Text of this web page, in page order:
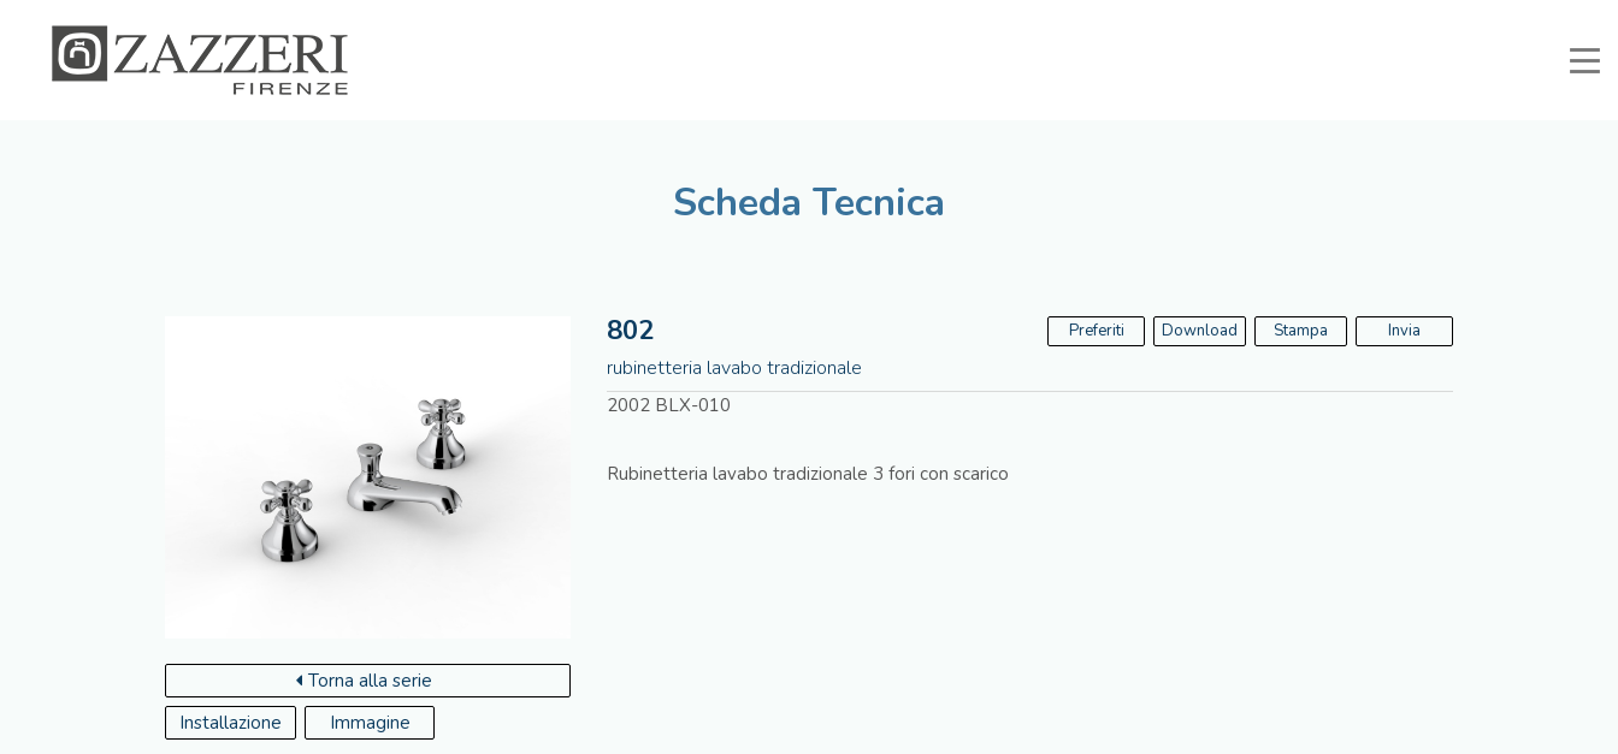
Scheda Tecnica
Torna alla serie
Installazione
Immagine
802 Preferiti Download Stampa Invia
rubinetteria lavabo tradizionale
2002 BLX-010
Rubinetteria lavabo tradizionale 3 fori con scarico